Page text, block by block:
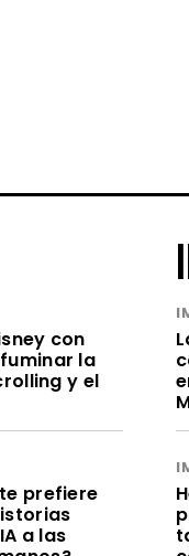
con
la
y el
prefiere
a las